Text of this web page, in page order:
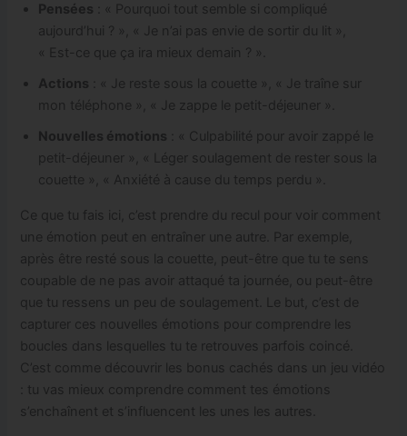
Pensées : « Pourquoi tout semble si compliqué
aujourd’hui ? », « Je n’ai pas envie de sortir du lit »,
« Est-ce que ça ira mieux demain ? ».
Actions : « Je reste sous la couette », « Je traîne sur
mon téléphone », « Je zappe le petit-déjeuner ».
Nouvelles émotions : « Culpabilité pour avoir zappé le
petit-déjeuner », « Léger soulagement de rester sous la
couette », « Anxiété à cause du temps perdu ».
Ce que tu fais ici, c’est prendre du recul pour voir comment
une émotion peut en entraîner une autre. Par exemple,
après être resté sous la couette, peut-être que tu te sens
coupable de ne pas avoir attaqué ta journée, ou peut-être
que tu ressens un peu de soulagement. Le but, c’est de
capturer ces nouvelles émotions pour comprendre les
boucles dans lesquelles tu te retrouves parfois coincé.
C’est comme découvrir les bonus cachés dans un jeu vidéo
: tu vas mieux comprendre comment tes émotions
s’enchaînent et s’influencent les unes les autres.